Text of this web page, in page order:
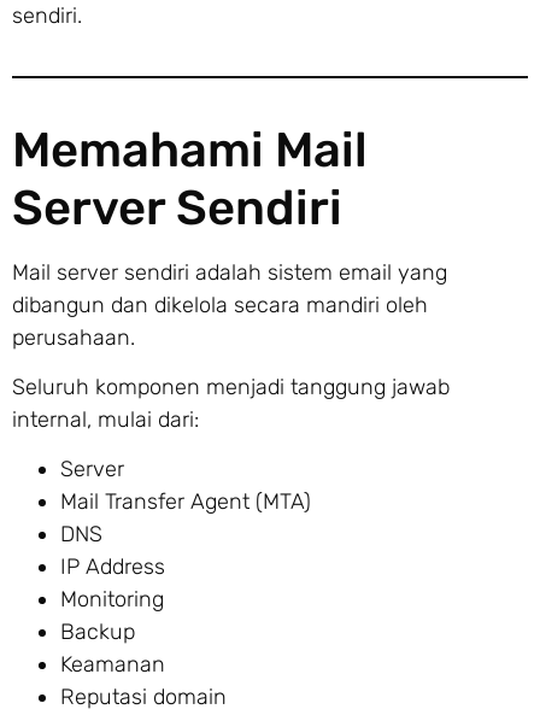
sendiri.
Memahami Mail
Server Sendiri
Mail server sendiri adalah sistem email yang
dibangun dan dikelola secara mandiri oleh
perusahaan.
Seluruh komponen menjadi tanggung jawab
internal, mulai dari:
Server
Mail Transfer Agent (MTA)
DNS
IP Address
Monitoring
Backup
Keamanan
Reputasi domain